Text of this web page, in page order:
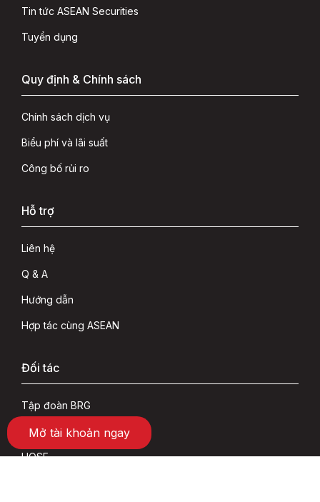
Tin tức ASEAN Securities
Tuyển dụng
Quy định & Chính sách
Chính sách dịch vụ
Biểu phí và lãi suất
Công bố rủi ro
Hỗ trợ
Liên hệ
Q & A
Hướng dẫn
Hợp tác cùng ASEAN
Đối tác
Tập đoàn BRG
SeABank
HOSE
Mở tài khoản ngay